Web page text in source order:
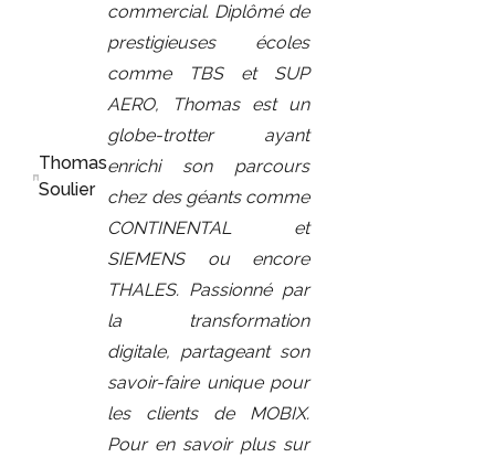
Thomas
Soulier
commercial. Diplômé de
prestigieuses écoles
comme TBS et SUP
AERO, Thomas est un
globe-trotter ayant
enrichi son parcours
chez des géants comme
CONTINENTAL et
SIEMENS ou encore
THALES. Passionné par
la transformation
digitale, partageant son
savoir-faire unique pour
les clients de MOBIX.
Pour en savoir plus sur